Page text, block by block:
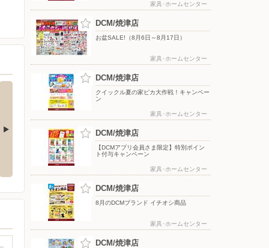
ポイン
靴の下取りキャンペーン
家具･ホームセンター
DCM/焼津店
お盆SALE!（8月6日～8月17日）
家具･ホームセンター
DCM/焼津店
クイックル夏の家ピカ大作戦！キャンペー
ン
家具･ホームセンター
DCM/焼津店
【DCMアプリ会員さま限定】特別ポイン
ト付与キャンペーン
家具･ホームセンター
DCM/焼津店
8月のDCMブランド イチオシ商品
家具･ホームセンター
DCM/焼津店